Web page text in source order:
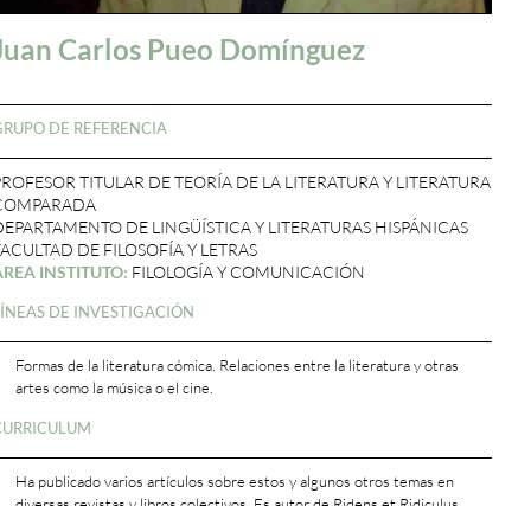
Carlos Pueo Domínguez
DE REFERENCIA
TITULAR DE TEORÍA DE LA LITERATURA Y LITERATURA
DE LINGÜÍSTICA Y LITERATURAS HISPÁNICAS
DE FILOSOFÍA Y LETRAS
INSTITUTO: FILOLOGÍA Y COMUNICACIÓN
DE INVESTIGACIÓN
Formas de la literatura cómica. Relaciones entre la literatura y otras
artes como la música o el cine.
Ha publicado varios artículos sobre estos y algunos otros temas en